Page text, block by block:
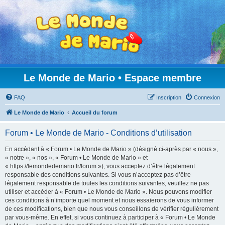
Le Monde de Mario • Espace membre
FAQ Connexion
Inscription
Le Monde de Mario Accueil du forum
Forum • Le Monde de Mario - Conditions d’utilisation
En accédant à « Forum • Le Monde de Mario » (désigné ci-après par « nous »,
« notre », « nos », « Forum • Le Monde de Mario » et
« https://lemondedemario.fr/forum »), vous acceptez d’être légalement
responsable des conditions suivantes. Si vous n’acceptez pas d’être
légalement responsable de toutes les conditions suivantes, veuillez ne pas
utiliser et accéder à « Forum • Le Monde de Mario ». Nous pouvons modifier
ces conditions à n’importe quel moment et nous essaierons de vous informer
de ces modifications, bien que nous vous conseillons de vérifier régulièrement
par vous-même. En effet, si vous continuez à participer à « Forum • Le Monde